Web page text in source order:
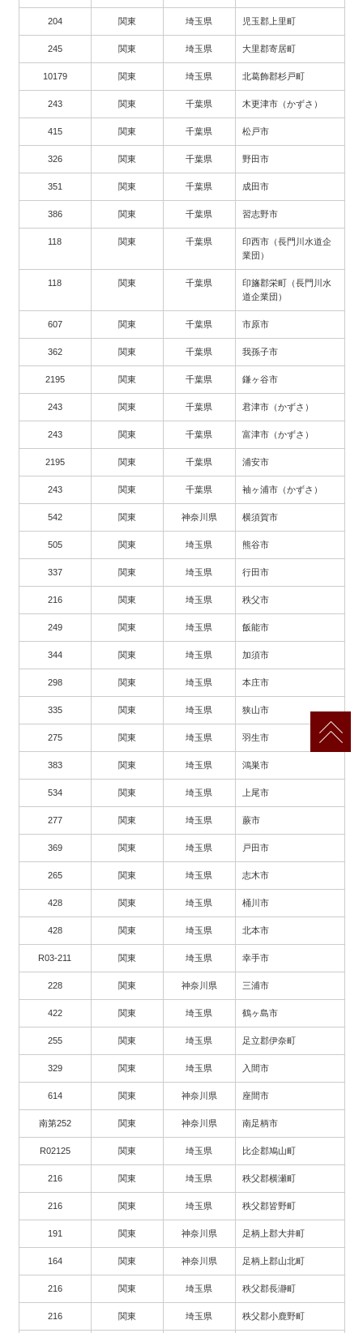
204 関東 埼玉県 児玉郡上里町
245 関東 埼玉県 大里郡寄居町
10179 関東 埼玉県 北葛飾郡杉戸町
243 関東 千葉県 木更津市（かずさ）
415 関東 千葉県 松戸市
326 関東 千葉県 野田市
351 関東 千葉県 成田市
386 関東 千葉県 習志野市
118 関東 千葉県
印西市（長門川水道企
業団）
118 関東 千葉県
印旛郡栄町（長門川水
道企業団）
607 関東 千葉県 市原市
362 関東 千葉県 我孫子市
2195 関東 千葉県 鎌ヶ谷市
243 関東 千葉県 君津市（かずさ）
243 関東 千葉県 富津市（かずさ）
2195 関東 千葉県 浦安市
243 関東 千葉県 袖ヶ浦市（かずさ）
542 関東 神奈川県 横須賀市
505 関東 埼玉県 熊谷市
337 関東 埼玉県 行田市
216 関東 埼玉県 秩父市
249 関東 埼玉県 飯能市
344 関東 埼玉県 加須市
298 関東 埼玉県 本庄市
335 関東 埼玉県 狭山市
275 関東 埼玉県 羽生市
383 関東 埼玉県 鴻巣市
534 関東 埼玉県 上尾市
277 関東 埼玉県 蕨市
369 関東 埼玉県 戸田市
265 関東 埼玉県 志木市
428 関東 埼玉県 桶川市
428 関東 埼玉県 北本市
R03-211 関東 埼玉県 幸手市
228 関東 神奈川県 三浦市
422 関東 埼玉県 鶴ヶ島市
255 関東 埼玉県 足立郡伊奈町
329 関東 埼玉県 入間市
614 関東 神奈川県 座間市
南第252 関東 神奈川県 南足柄市
R02125 関東 埼玉県 比企郡鳩山町
216 関東 埼玉県 秩父郡横瀬町
216 関東 埼玉県 秩父郡皆野町
191 関東 神奈川県 足柄上郡大井町
164 関東 神奈川県 足柄上郡山北町
216 関東 埼玉県 秩父郡長瀞町
216 関東 埼玉県 秩父郡小鹿野町